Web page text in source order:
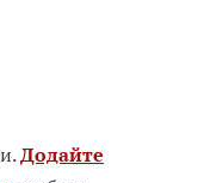
Додайте